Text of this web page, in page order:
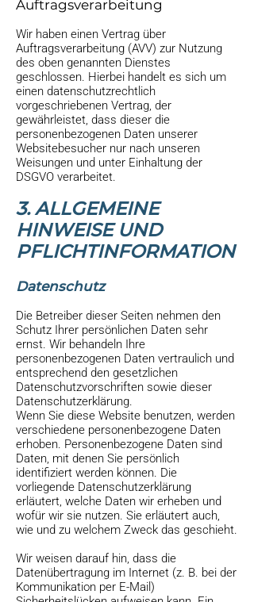
Auftragsverarbeitung
Wir haben einen Vertrag über
Auftragsverarbeitung (AVV) zur Nutzung
des oben genannten Dienstes
geschlossen. Hierbei handelt es sich um
einen datenschutzrechtlich
vorgeschriebenen Vertrag, der
gewährleistet, dass dieser die
personenbezogenen Daten unserer
Websitebesucher nur nach unseren
Weisungen und unter Einhaltung der
DSGVO verarbeitet.
3. ALLGEMEINE
HINWEISE UND
PFLICHTINFORMATION
Datenschutz
Die Betreiber dieser Seiten nehmen den
Schutz Ihrer persönlichen Daten sehr
ernst. Wir behandeln Ihre
personenbezogenen Daten vertraulich und
entsprechend den gesetzlichen
Datenschutzvorschriften sowie dieser
Datenschutzerklärung.
Wenn Sie diese Website benutzen, werden
verschiedene personenbezogene Daten
erhoben. Personenbezogene Daten sind
Daten, mit denen Sie persönlich
identifiziert werden können. Die
vorliegende Datenschutzerklärung
erläutert, welche Daten wir erheben und
wofür wir sie nutzen. Sie erläutert auch,
wie und zu welchem Zweck das geschieht.
Wir weisen darauf hin, dass die
Datenübertragung im Internet (z. B. bei der
Kommunikation per E-Mail)